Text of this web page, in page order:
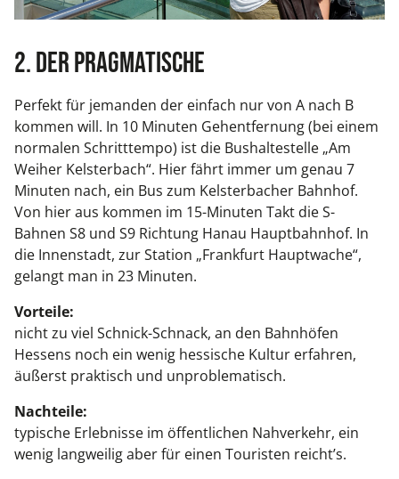
2. Der Pragmatische
Perfekt für jemanden der einfach nur von A nach B
kommen will. In 10 Minuten Gehentfernung (bei einem
normalen Schritttempo) ist die Bushaltestelle „Am
Weiher Kelsterbach“. Hier fährt immer um genau 7
Minuten nach, ein Bus zum Kelsterbacher Bahnhof.
Von hier aus kommen im 15-Minuten Takt die S-
Bahnen S8 und S9 Richtung Hanau Hauptbahnhof. In
die Innenstadt, zur Station „Frankfurt Hauptwache“,
gelangt man in 23 Minuten.
Vorteile:
nicht zu viel Schnick-Schnack, an den Bahnhöfen
Hessens noch ein wenig hessische Kultur erfahren,
äußerst praktisch und unproblematisch.
Nachteile:
typische Erlebnisse im öffentlichen Nahverkehr, ein
wenig langweilig aber für einen Touristen reicht’s.